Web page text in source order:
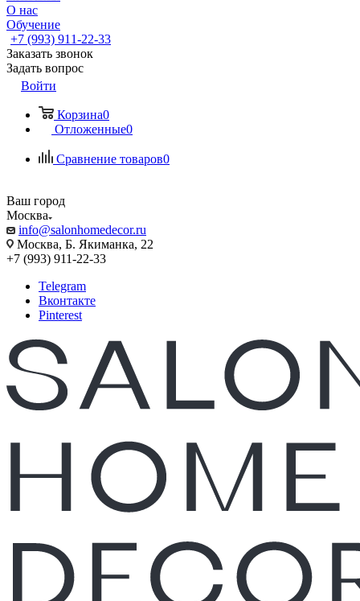
О нас
Обучение
+7 (993) 911-22-33
Заказать звонок
Задать вопрос
Войти
Корзина0
Отложенные0
Сравнение товаров0
Ваш город
Москва
info@salonhomedecor.ru
Москва, Б. Якиманка, 22
+7 (993) 911-22-33
Telegram
Вконтакте
Pinterest